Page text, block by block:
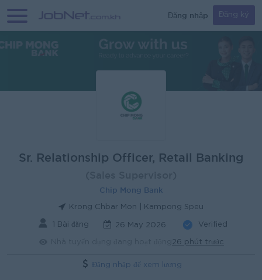
Đăng nhập Đăng ký
Sr. Relationship Officer, Retail Banking
Chip Mong Bank
Krong Chbar Mon | Kampong Speu
1 Bài đăng 26 May 2026 Verified
26 phút trước
Đăng nhập để xem lương